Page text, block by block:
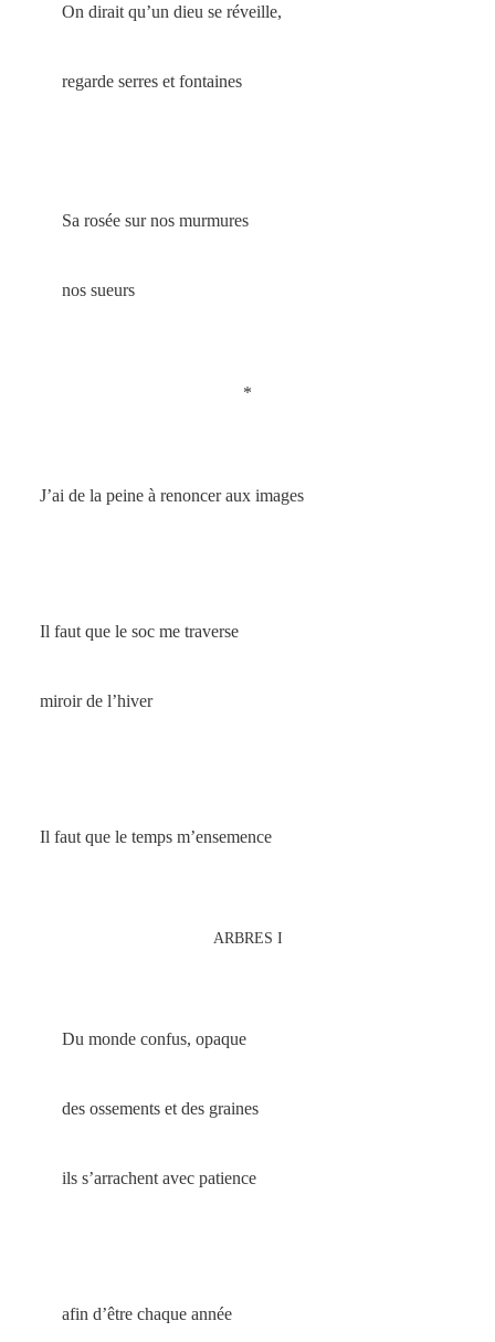
On dirait qu’un dieu se réveille,
regarde serres et fontaines
Sa rosée sur nos murmures
nos sueurs
*
J’ai de la peine à renoncer aux images
Il faut que le soc me traverse
miroir de l’hiver
Il faut que le temps m’ensemence
ARBRES I
Du monde confus, opaque
des ossements et des graines
ils s’arrachent avec patience
afin d’être chaque année